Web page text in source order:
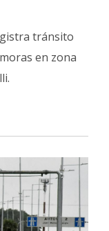
tránsito
en zona